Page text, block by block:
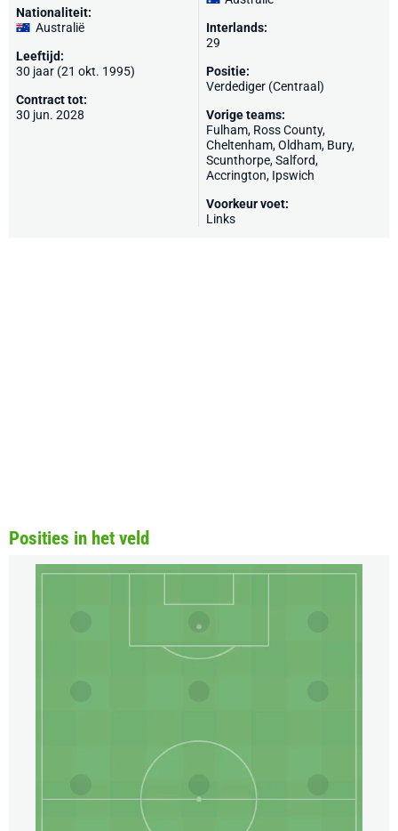
Nationaliteit:
Australië
Leeftijd:
30 jaar (21 okt. 1995)
Contract tot:
30 jun. 2028
Interlands:
29
Positie:
Verdediger (Centraal)
Vorige teams:
Fulham, Ross County,
Cheltenham,Oldham, Bury,
Scunthorpe,Salford,
Accrington, Ipswich
Voorkeur voet:
Links
Posities in het veld